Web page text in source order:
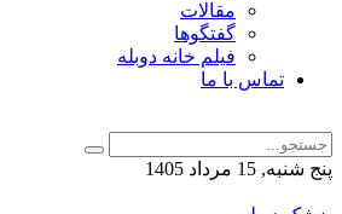
مقالات
گفتگوها
فیلم خانه دوبله
تماس با ما
پنج شنبه, 15 مرداد 1405